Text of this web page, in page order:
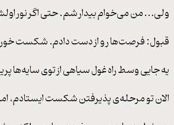
ولی… من می‌خوام بیدار شم. حتی اگر نور
قبول: فرصت‌ها رو از دست دادم. شکست
یه جایی وسط راه غول سیاهی از توی سایه‌ها
الان تو مرحله‌ی پذیرفتن شکست ایستادم،